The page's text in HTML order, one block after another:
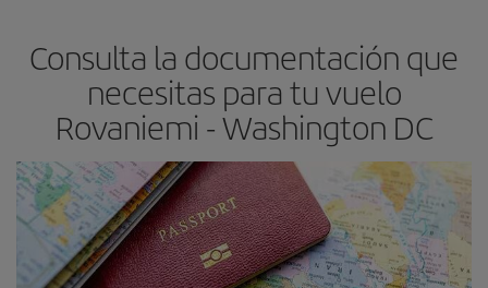
Consulta la documentación que
necesitas para tu vuelo
Rovaniemi - Washington DC